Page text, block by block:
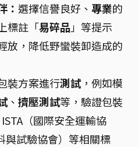
： 選擇信譽良好、 專業的
標註「易碎品 」等提示
放，降低野蠻裝卸造成的
裝方案進行測試，例如模
、 擠壓測試等，驗證包裝
（國際安全運輸協
與試驗協會）等相關標